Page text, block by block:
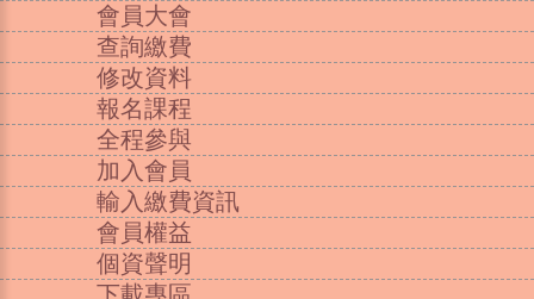
會員大會
查詢繳費
修改資料
報名課程
全程參與
加入會員
輸入繳費資訊
會員權益
個資聲明